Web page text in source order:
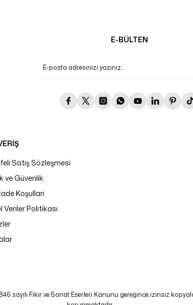
E-BÜLTEN
Satış Sözleşmesi
ve Güvenlik
Koşullari
Veriler Politikası
sayılı Fikir ve Sanat Eserleri Kanunu gereğince izinsiz